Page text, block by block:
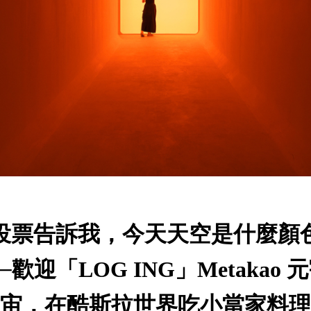
票告訴我，今天天空是什麼顏
歡迎「LOG ING」Metakao
宙，在酷斯拉世界吃小當家料理